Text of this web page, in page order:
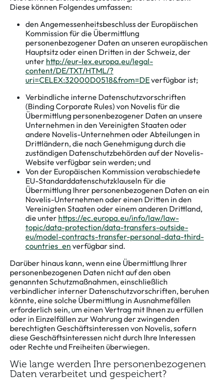
Diese können Folgendes umfassen:
den Angemessenheitsbeschluss der Europäischen
Kommission für die Übermittlung
personenbezogener Daten an unseren europäischen
Hauptsitz oder einen Dritten in der Schweiz, der
unter http://eur-lex.europa.eu/legal-
content/DE/TXT/HTML/?
uri=CELEX:32000D0518&from=DEverfügbar ist;
Verbindliche interne Datenschutzvorschriften
(Binding Corporate Rules) von Novelis für die
Übermittlung personenbezogener Daten an unsere
Unternehmen in den Vereinigten Staaten oder
andere Novelis-Unternehmen oder Abteilungen in
Drittländern, die nach Genehmigung durch die
zuständigen Datenschutzbehörden auf der Novelis-
Website verfügbar sein werden; und
Von der Europäischen Kommission verabschiedete
EU-Standarddatenschutzklauseln für die
Übermittlung Ihrer personenbezogenen Daten an ein
Novelis-Unternehmen oder einen Dritten in den
Vereinigten Staaten oder einem anderen Drittland,
die unter https://ec.europa.eu/info/law/law-
topic/data-protection/data-transfers-outside-
eu/model-contracts-transfer-personal-data-third-
countries_en verfügbar sind.
Darüber hinaus kann, wenn eine Übermittlung Ihrer
personenbezogenen Daten nicht auf den oben
genannten Schutzmaßnahmen, einschließlich
verbindlicher interner Datenschutzvorschriften, beruhen
könnte, eine solche Übermittlung in Ausnahmefällen
erforderlich sein, um einen Vertrag mit Ihnen zu erfüllen
oder in Einzelfällen zur Wahrung der zwingenden
berechtigten Geschäftsinteressen von Novelis, sofern
diese Geschäftsinteressen nicht durch Ihre Interessen
oder Rechte und Freiheiten überwiegen.
Wie lange werden Ihre personenbezogenen
Daten verarbeitet und gespeichert?